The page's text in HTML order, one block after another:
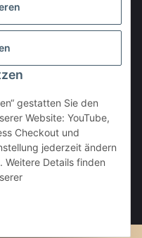
gestatten Sie den
Website: YouTube,
Checkout und
jederzeit ändern
Details finden